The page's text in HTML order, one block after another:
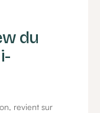
du
revient sur